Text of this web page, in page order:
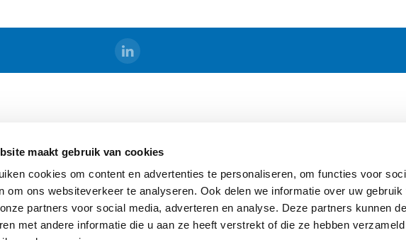
maakt gebruik van cookies
cookies om content en advertenties te personaliseren, om functies voor
om ons websiteverkeer te analyseren. Ook delen we informatie over uw gebruik
partners voor social media, adverteren en analyse. Deze partners kunnen
met andere informatie die u aan ze heeft verstrekt of die ze hebben
Certifications
Waterleiding
Brandbeveiliging
Algemene Voorwaarden
Sitemap